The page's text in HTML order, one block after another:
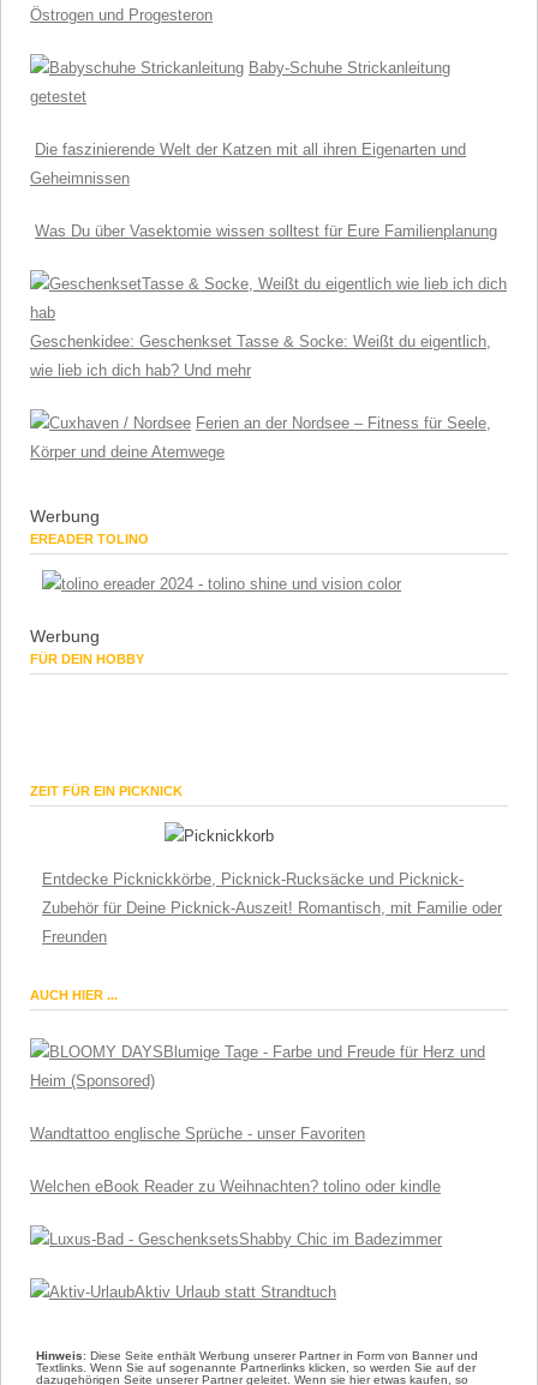
Östrogen und Progesteron
Baby-Schuhe Strickanleitung
getestet
Die faszinierende Welt der Katzen mit all ihren Eigenarten und
Geheimnissen
Was Du über Vasektomie wissen solltest für Eure Familienplanung
Geschenkidee: Geschenkset Tasse & Socke: Weißt du eigentlich,
wie lieb ich dich hab? Und mehr
Ferien an der Nordsee – Fitness für Seele,
Körper und deine Atemwege
Werbung
EREADER TOLINO
Werbung
FÜR DEIN HOBBY
ZEIT FÜR EIN PICKNICK
Entdecke Picknickkörbe, Picknick-Rucksäcke und Picknick-
Zubehör für Deine Picknick-Auszeit! Romantisch, mit Familie oder
Freunden
AUCH HIER ...
Blumige Tage - Farbe und Freude für Herz und
Heim (Sponsored)
Wandtattoo englische Sprüche - unser Favoriten
Welchen eBook Reader zu Weihnachten? tolino oder kindle
Shabby Chic im Badezimmer
Aktiv Urlaub statt Strandtuch
Hinweis: Diese Seite enthält Werbung unserer Partner in Form von Banner und
Textlinks. Wenn Sie auf sogenannte Partnerlinks klicken, so werden Sie auf der
dazugehörigen Seite unserer Partner geleitet. Wenn sie hier etwas kaufen, so